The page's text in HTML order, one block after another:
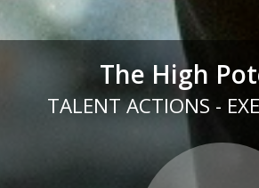
The High
TALENT ACTIONS -